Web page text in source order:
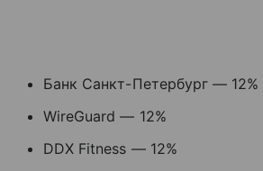
Банк Санкт-Петербург — 12%
WireGuard — 12%
DDX Fitness — 12%